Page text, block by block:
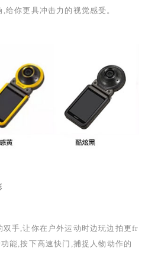
你更具冲击力的视觉感受。
手,让你在户外运动时边玩边拍更fr
能,按下高速快门,捕捉人物动作的